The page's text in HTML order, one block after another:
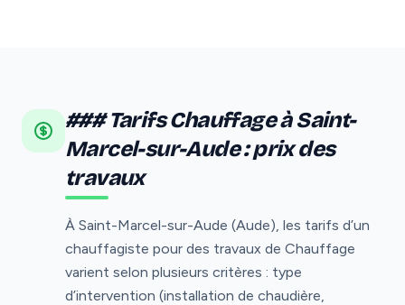
### Tarifs Chauffage à Saint-
Marcel-sur-Aude : prix des
travaux
À Saint-Marcel-sur-Aude (Aude), les tarifs d’un
chauffagiste pour des travaux de Chauffage
varient selon plusieurs critères : type
d’intervention (installation de chaudière,